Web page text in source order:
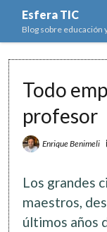
Esfera TIC
Blog sobre educación
Educación y TIC
Actualidad
Escuela de
Formación
Innovación
Asignaturas open
Ciencias
Geografía e
Historia del
Informática
Ofimática
Bases de
Programación
Estadística
Geometría
twitterfacebook
Todo
profesor
Enrique Benimeli
Los grandes
maestros,
últimos años